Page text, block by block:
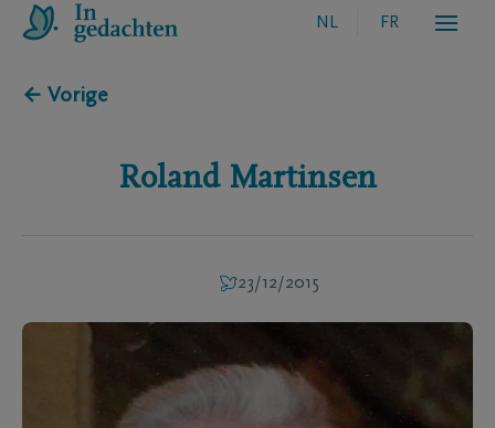
NL FR
← Vorige
Roland Martinsen
23/12/2015